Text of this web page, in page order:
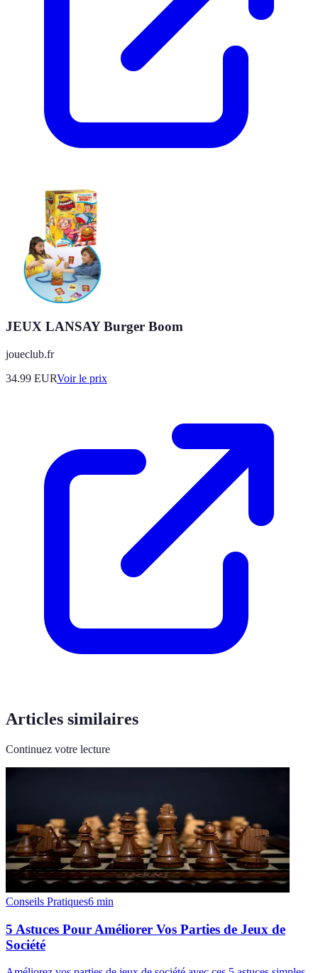
JEUX LANSAY Burger Boom
joueclub.fr
34.99 EURVoir le prix
Articles similaires
Continuez votre lecture
Conseils Pratiques6 min
5 Astuces Pour Améliorer Vos Parties de Jeux de
Société